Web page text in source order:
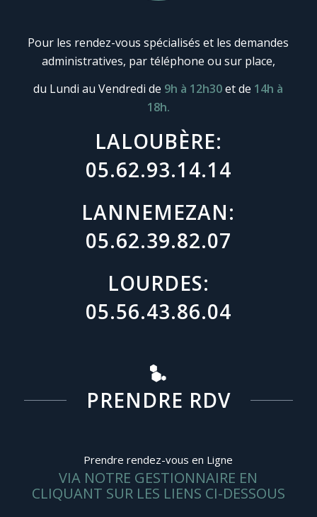
Pour les rendez-vous spécialisés et les demandes
administratives, par téléphone ou sur place,
du Lundi au Vendredi de 9h à 12h30et de 14h à
18h.
LALOUBÈRE:
05.62.93.14.14
LANNEMEZAN:
05.62.39.82.07
LOURDES:
05.56.43.86.04
PRENDRE RDV
Prendre rendez-vous en Ligne
VIA NOTRE GESTIONNAIRE EN
CLIQUANT SUR LES LIENS CI-DESSOUS